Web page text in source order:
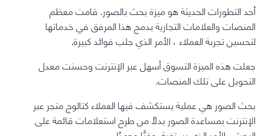
أحد التطورات الحديثة هو ميزة بحث بالصور. قامت معظم
المنصات والعلامات التجارية بدمج هذا المرفق في خدماتها
لتحسين تجربة العملاء ، الأمر الذي جلب فوائد كبيرة.
جعلت هذه الميزة التسوق أسهل عبر الإنترنت وحسنت معدل
التحويل على تلك المنصات.
بحث الصور هي عملية يستكشف فيها العملاء كتالوج متجر عبر
الإنترنت بمساعدة الصور بدلاً من طرح استعلامات قائمة على